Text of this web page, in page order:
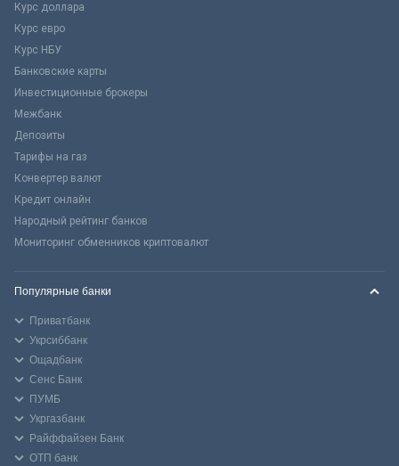
Курс доллара
Курс евро
Курс НБУ
Банковские карты
Инвестиционные брокеры
Межбанк
Депозиты
Тарифы на газ
Конвертер валют
Кредит онлайн
Народный рейтинг банков
Мониторинг обменников криптовалют
Популярные банки
Приватбанк
Укрсиббанк
Ощадбанк
Сенс Банк
ПУМБ
Укргазбанк
Райффайзен Банк
ОТП банк